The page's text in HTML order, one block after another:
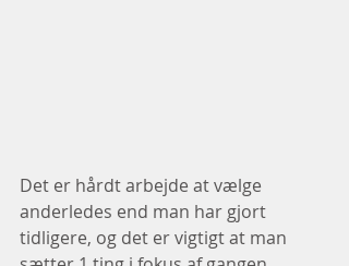
Det er hårdt arbejde at vælge
anderledes end man har gjort
tidligere, og det er vigtigt at man